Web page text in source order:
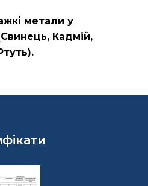
метали у
Кадмій,